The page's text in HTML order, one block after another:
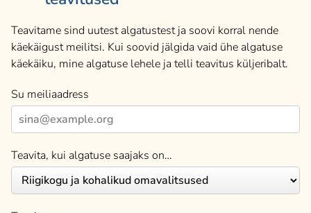
Teavitame sind uutest algatustest ja soovi korral nende
käekäigust meilitsi. Kui soovid jälgida vaid ühe algatuse
käekäiku, mine algatuse lehele ja telli teavitus küljeribalt.
Su meiliaadress
Teavita, kui algatuse saajaks on…